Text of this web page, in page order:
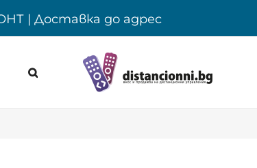
| Доставка до адрес